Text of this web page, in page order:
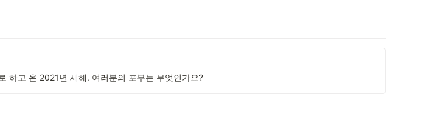
하고 온 2021년 새해. 여러분의 포부는 무엇인가요?